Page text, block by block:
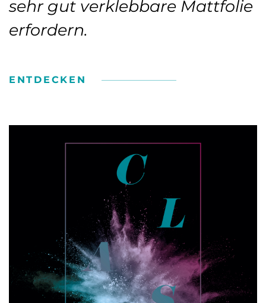
sehr gut verklebbare Mattfolie
erfordern.
ENTDECKEN